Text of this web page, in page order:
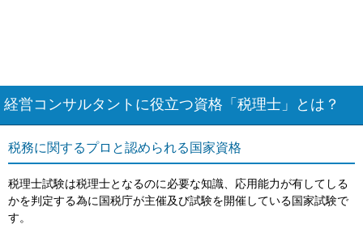
経営コンサルタントに役立つ資格「税理士」とは？
税務に関するプロと認められる国家資格
税理士試験は税理士となるのに必要な知識、応用能力が有してしる
かを判定する為に国税庁が主催及び試験を開催している国家試験で
す。